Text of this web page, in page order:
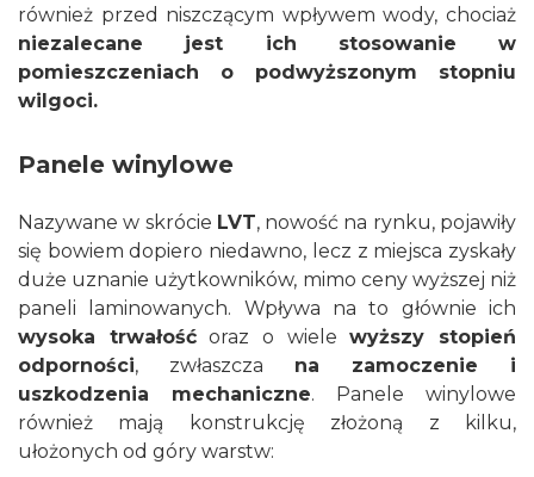
również przed niszczącym wpływem wody, chociaż
niezalecane jest ich stosowanie w
pomieszczeniach o podwyższonym stopniu
wilgoci.
Panele winylowe
Nazywane w skrócie LVT, nowość na rynku, pojawiły
się bowiem dopiero niedawno, lecz z miejsca zyskały
duże uznanie użytkowników, mimo ceny wyższej niż
paneli laminowanych. Wpływa na to głównie ich
wysoka trwałośćoraz o wielewyższy stopień
odporności, zwłaszcza na zamoczenie i
uszkodzenia mechaniczne. Panele winylowe
również mają konstrukcję złożoną z kilku,
ułożonych od góry warstw: